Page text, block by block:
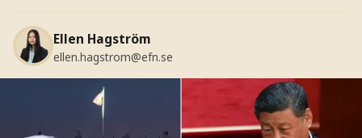
Ellen Hagström
ellen.hagstrom@efn.se